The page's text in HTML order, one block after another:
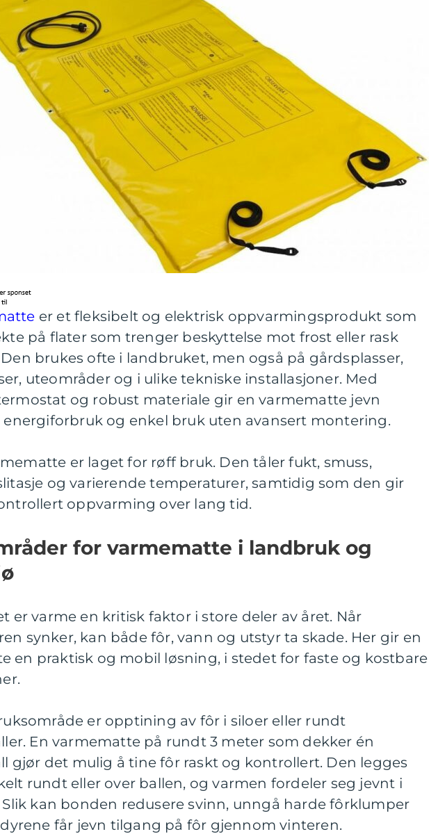
er et fleksibelt og elektrisk oppvarmingsprodukt som
på flater som trenger beskyttelse mot frost eller rask
brukes ofte i landbruket, men også på gårdsplasser,
uteområder og i ulike tekniske installasjoner. Med
og robust materiale gir en varmematte jevn
energiforbruk og enkel bruk uten avansert montering.
er laget for røff bruk. Den tåler fukt, smuss,
og varierende temperaturer, samtidig som den gir
oppvarming over lang tid.
for varmematte i landbruk og
er varme en kritisk faktor i store deler av året. Når
synker, kan både fôr, vann og utstyr ta skade. Her gir en
en praktisk og mobil løsning, i stedet for faste og kostbare
er opptining av fôr i siloer eller rundt
En varmematte på rundt 3 meter som dekker én
gjør det mulig å tine fôr raskt og kontrollert. Den legges
rundt eller over ballen, og varmen fordeler seg jevnt i
kan bonden redusere svinn, unngå harde fôrklumper
får jevn tilgang på fôr gjennom vinteren.